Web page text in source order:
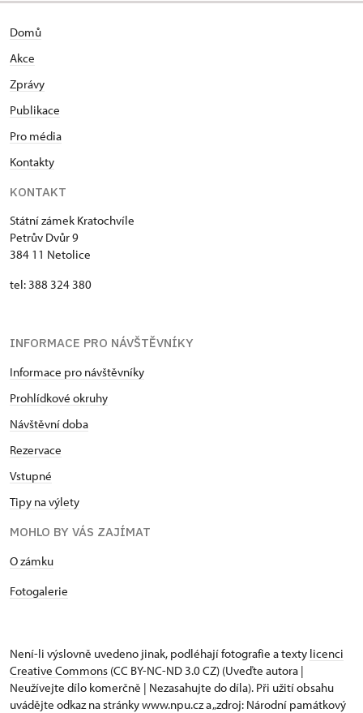
Domů
Akce
Zprávy
Publikace
Pro média
Kontakty
KONTAKT
Státní zámek Kratochvíle
Petrův Dvůr 9
384 11 Netolice
tel: 388 324 380
INFORMACE PRO NÁVŠTĚVNÍKY
Informace pro návštěvníky
Prohlídkové okruhy
Návštěvní doba
Rezervace
Vstupné
Tipy na výlety
MOHLO BY VÁS ZAJÍMAT
​​​​​​O zámku
Fotogalerie
Není-li výslovně uvedeno jinak, podléhají fotografie a texty licenci
Creative Commons (CC BY-NC-ND 3.0 CZ) (Uveďte autora |
Neužívejte dílo komerčně | Nezasahujte do díla). Při užití obsahu
uvádějte odkaz na stránky www.npu.cz a „zdroj: Národní památkový